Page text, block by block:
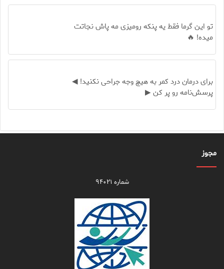
تو این گرما فقط یه پنکه رومیزی مه پاش نجاتت
میده! 🔥
برای درمان درد کمر به هیچ وجه جراحی نکنید! ◀
پرسش‌نامه رو پر کن ▶
مجوز
شماره ۹۴۰۲۱